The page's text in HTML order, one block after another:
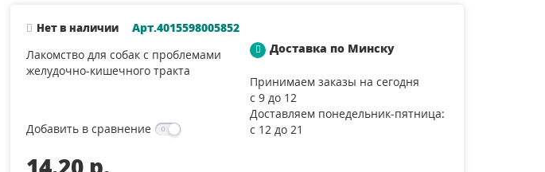
Нет в наличии
Арт.4015598005852
Лакомство для собак c проблемами
желудочно-кишечного тракта
Добавить в сравнение
Доставка по Минску
Принимаем заказы на сегодня
с 9 до 12
Доставляем понедельник-пятница:
с 12 до 21